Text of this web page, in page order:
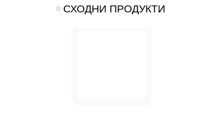
СХОДНИ ПРОДУКТИ